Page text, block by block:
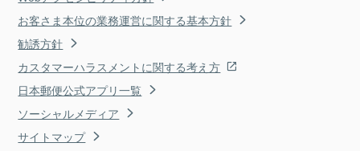
お客さま本位の業務運営に関する基本方針
勧誘方針
カスタマーハラスメントに関する考え方
日本郵便公式アプリ一覧
ソーシャルメディア
サイトマップ